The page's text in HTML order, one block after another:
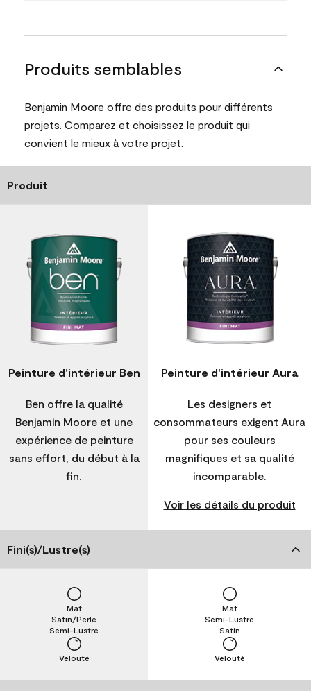
Produits semblables
Benjamin Moore offre des produits pour différents
projets. Comparez et choisissez le produit qui
convient le mieux à votre projet.
Produit
Peinture d'intérieur Ben
Ben offre la qualité
Benjamin Moore et une
expérience de peinture
sans effort, du début à la
fin.
Peinture d'intérieur Aura
Les designers et
consommateurs exigent Aura
pour ses couleurs
magnifiques et sa qualité
incomparable.
Voir les détails du produit
Fini(s)/Lustre(s)
Velouté
Semi-Lustre
Satin/Perle
Mat
Velouté
Satin
Semi-Lustre
Mat